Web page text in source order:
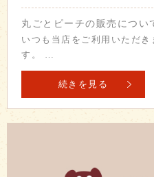
丸ごとピーチの販売につい
いつも当店をご利用いただき
す。 …
続きを見る